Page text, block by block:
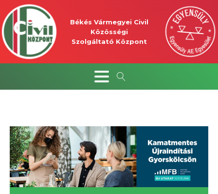
Békés Vármegyei Civil
Közösségi
Szolgáltató Központ